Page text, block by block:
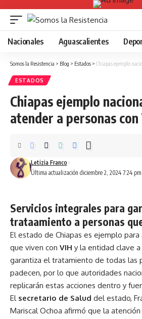
Nacionales Aguascalientes
Somos la Resistencia > Blog > Estados > Chiapas ejemplo
ESTADOS
Chiapas ejemplo
atender a personas con
Última actualización diciembre 2, 2024 7:24 pm
Letizia Franco
Servicios integrales para
trataamiento a personas
El estado de Chiapas es ejemplo
que viven con VIH y la entidad clave
garantiza el tratamiento de todas las
padecen, por lo que autoridades
replicarán estas acciones dentro y
El secretario de Salud del estado,
Mariscal Ochoa afirmó que la